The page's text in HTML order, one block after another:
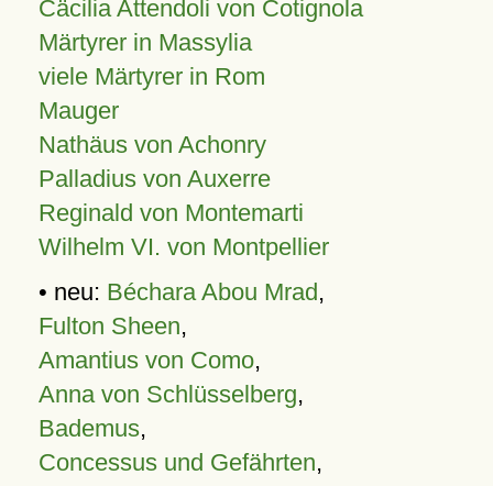
Cäcilia Attendoli von Cotignola
Märtyrer in Massylia
viele Märtyrer in Rom
Mauger
Nathäus von Achonry
Palladius von Auxerre
Reginald von Montemarti
Wilhelm VI. von Montpellier
• neu: Béchara Abou Mrad,
Fulton Sheen,
Amantius von Como,
Anna von Schlüsselberg,
Bademus,
Concessus und Gefährten,